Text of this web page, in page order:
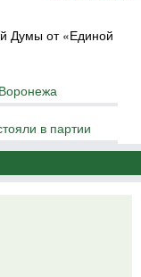
Думы от «Единой
в партии